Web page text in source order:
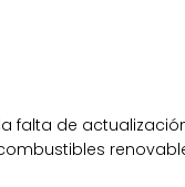
falta de